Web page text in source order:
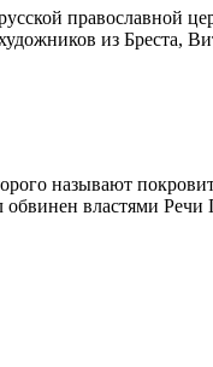
православной
из Бреста,
называют
властями Речи